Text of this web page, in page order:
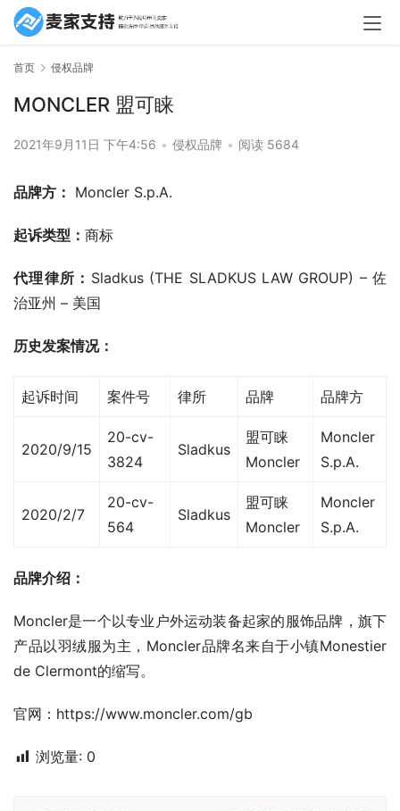
首页 侵权品牌
MONCLER 盟可睐
2021年9月11日 下午4:56 • 侵权品牌 • 阅读 5684
品牌方： Moncler S.p.A.
起诉类型： 商标
代理律所： Sladkus (THE SLADKUS LAW GROUP) – 佐
治亚州 – 美国
历史发案情况：
起诉时间 案件号 律所 品牌 品牌方
2020/9/15
20-cv-
3824
Sladkus
盟可睐
Moncler
Moncler
S.p.A.
2020/2/7
20-cv-
564
Sladkus
盟可睐
Moncler
Moncler
S.p.A.
品牌介绍：
Moncler是一个以专业户外运动装备起家的服饰品牌，旗下
产品以羽绒服为主，Moncler品牌名来自于小镇Monestier
de Clermont的缩写。
官网：https://www.moncler.com/gb
浏览量: 0